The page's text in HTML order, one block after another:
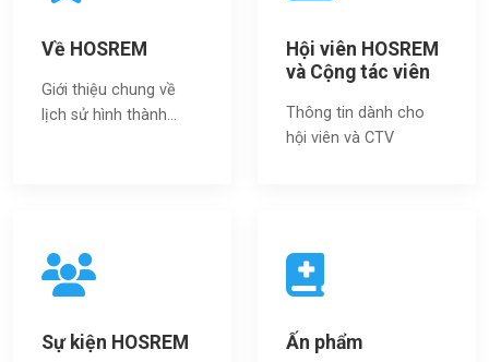
Về HOSREM
Giới thiệu chung về
lịch sử hình thành...
Hội viên HOSREM
và Cộng tác viên
Thông tin dành cho
hội viên và CTV
Sự kiện HOSREM Ấn phẩm